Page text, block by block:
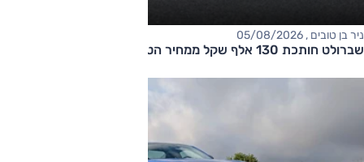
ניר בן טובים , 05/08/2026
שברולט חותכת 130 אלף שקל ממחיר הטאהו